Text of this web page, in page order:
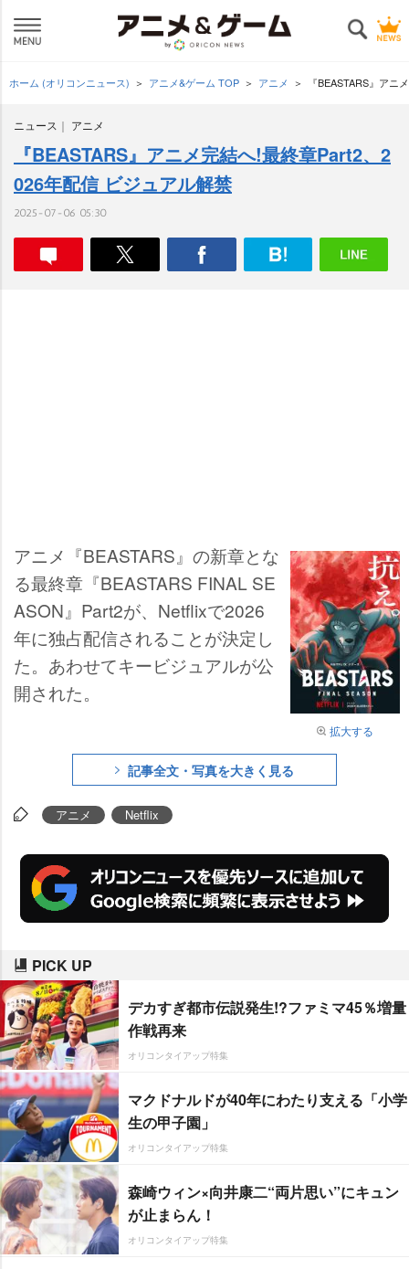
ホーム (オリコンニュース) アニメ&ゲーム TOP アニメ 『BEASTARS』アニ
ニュース アニメ
『BEASTARS』アニメ完結へ!最終章Part2、2
026年配信 ビジュアル解禁
2025-07-06 05:30
拡大する
アニメ『BEASTARS』の新章とな
る最終章『BEASTARS FINAL SE
ASON』Part2が、Netflixで2026
年に独占配信されることが決定し
た。あわせてキービジュアルが公
開された。
記事全文・写真を大きく見る
アニメ Netflix
PICK UP
デカすぎ都市伝説発生!?ファミマ45％増量
作戦再来
オリコンタイアップ特集
マクドナルドが40年にわたり支える「小学
生の甲子園」
オリコンタイアップ特集
森崎ウィン×向井康二“両片思い”にキュン
が止まらん！
オリコンタイアップ特集